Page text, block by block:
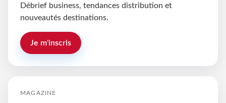
Débrief business, tendances distribution et
nouveautés destinations.
Je m'inscris
MAGAZINE